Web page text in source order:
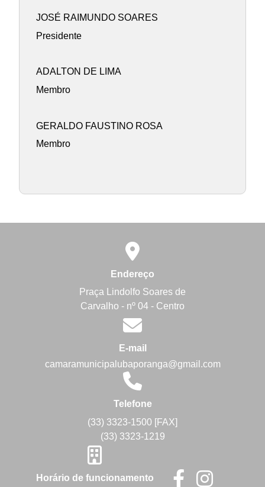
JOSÉ RAIMUNDO SOARES
Presidente
ADALTON DE LIMA
Membro
GERALDO FAUSTINO ROSA
Membro
Endereço
Praça Lindolfo Soares de
Carvalho - nº 04 - Centro
E-mail
camaramunicipalubaporanga@gmail.com
Telefone
(33) 3323-1500 [FAX]
(33) 3323-1219
Horário de funcionamento